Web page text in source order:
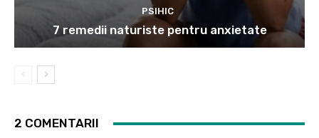
PSIHIC
7 remedii naturiste pentru anxietate
2 COMENTARII